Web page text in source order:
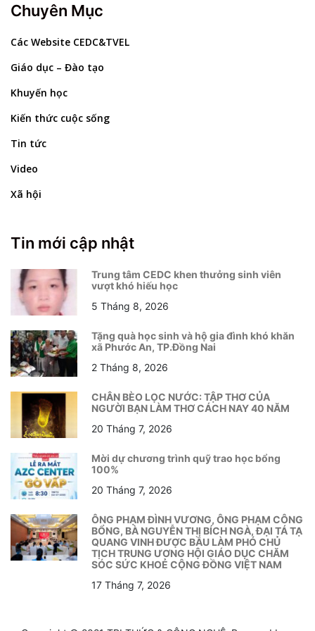
Chuyên Mục
Các Website CEDC&TVEL
Giáo dục – Đào tạo
Khuyến học
Kiến thức cuộc sống
Tin tức
Video
Xã hội
Tin mới cập nhật
Trung tâm CEDC khen thưởng sinh viên
vượt khó hiếu học
5 Tháng 8, 2026
Tặng quà học sinh và hộ gia đình khó khăn
xã Phước An, TP.Đồng Nai
2 Tháng 8, 2026
CHÂN BÈO LỌC NƯỚC: TẬP THƠ CỦA
NGƯỜI BẠN LÀM THƠ CÁCH NAY 40 NĂM
20 Tháng 7, 2026
Mời dự chương trình quỹ trao học bổng
100%
20 Tháng 7, 2026
ÔNG PHẠM ĐÌNH VƯƠNG, ÔNG PHẠM CÔNG
BỔNG, BÀ NGUYỄN THỊ BÍCH NGÀ, ĐẠI TÁ TẠ
QUANG VINH ĐƯỢC BẦU LÀM PHÓ CHỦ
TỊCH TRUNG ƯƠNG HỘI GIÁO DỤC CHĂM
SÓC SỨC KHOẺ CỘNG ĐỒNG VIỆT NAM
17 Tháng 7, 2026